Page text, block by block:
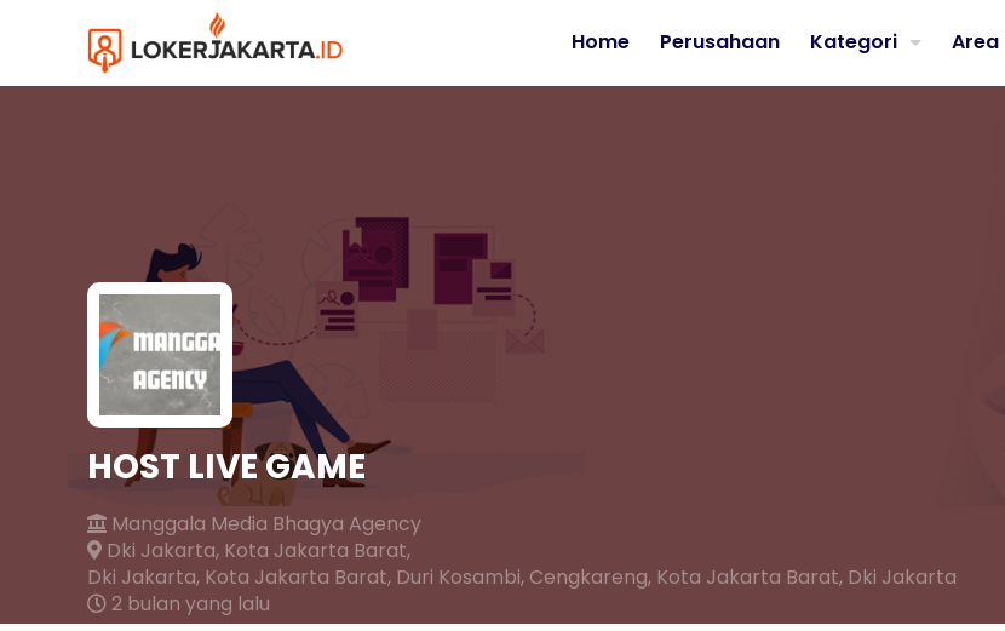
HOST LIVE GAME
Manggala Media Bhagya Agency
Dki Jakarta, Kota Jakarta Barat,
Dki Jakarta, Kota Jakarta Barat, Duri Kosambi, Cengkareng, Kota Jakarta Barat, Dki Jakarta
2 bulan yang lalu
Home Perusahaan Kategori Area